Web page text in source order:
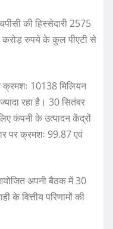
की हिस्सेदारी 2575
करोड़ रुपये के कुल पीएटी से
क्रमशः 10138 मिलियन
रहा है। 30 सितंबर
कंपनी के उत्पादन केंद्रों
पर क्रमशः 99.87 एवं
अपनी बैठक में 30
के वित्तीय परिणामों की